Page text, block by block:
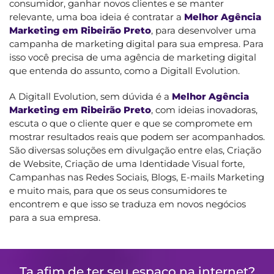
consumidor, ganhar novos clientes e se manter
relevante, uma boa ideia é contratar a Melhor Agência
Marketing em Ribeirão Preto, para desenvolver uma
campanha de marketing digital para sua empresa. Para
isso você precisa de uma agência de marketing digital
que entenda do assunto, como a Digitall Evolution.
A Digitall Evolution, sem dúvida é a Melhor Agência
Marketing em Ribeirão Preto, com ideias inovadoras,
escuta o que o cliente quer e que se compromete em
mostrar resultados reais que podem ser acompanhados.
São diversas soluções em divulgação entre elas, Criação
de Website, Criação de uma Identidade Visual forte,
Campanhas nas Redes Sociais, Blogs, E-mails Marketing
e muito mais, para que os seus consumidores te
encontrem e que isso se traduza em novos negócios
para a sua empresa.